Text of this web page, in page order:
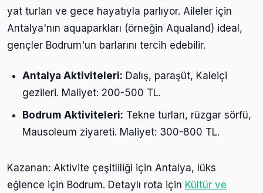
yat turları ve gece hayatıyla parlıyor. Aileler için
Antalya'nın aquaparkları (örneğin Aqualand) ideal,
gençler Bodrum'un barlarını tercih edebilir.
Antalya Aktiviteleri: Dalış, paraşüt, Kaleiçi
gezileri. Maliyet: 200-500 TL.
Bodrum Aktiviteleri: Tekne turları, rüzgar sörfü,
Mausoleum ziyareti. Maliyet: 300-800 TL.
Kazanan: Aktivite çeşitliliği için Antalya, lüks
eğlence için Bodrum. Detaylı rota için Kültür ve